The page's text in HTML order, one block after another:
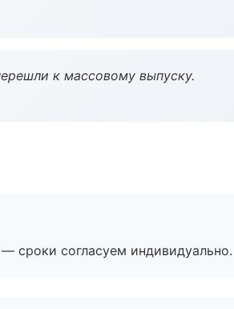
к массовому выпуску.
сроки согласуем индивидуально.